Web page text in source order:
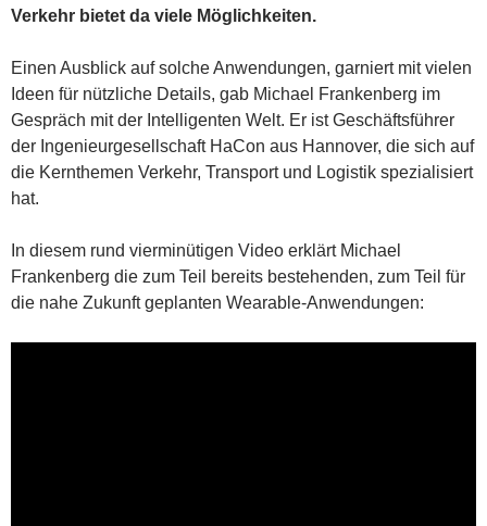
Verkehr bietet da viele Möglichkeiten.
Einen Ausblick auf solche Anwendungen, garniert mit vielen
Ideen für nützliche Details, gab Michael Frankenberg im
Gespräch mit der Intelligenten Welt. Er ist Geschäftsführer
der Ingenieurgesellschaft HaCon aus Hannover, die sich auf
die Kernthemen Verkehr, Transport und Logistik spezialisiert
hat.
In diesem rund vierminütigen Video erklärt Michael
Frankenberg die zum Teil bereits bestehenden, zum Teil für
die nahe Zukunft geplanten Wearable-Anwendungen: